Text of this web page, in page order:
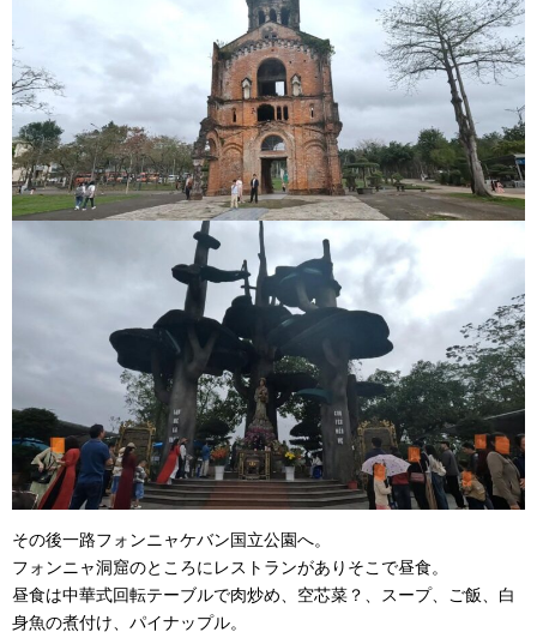
その後一路フォンニャケバン国立公園へ。
フォンニャ洞窟のところにレストランがありそこで昼食。
昼食は中華式回転テーブルで肉炒め、空芯菜？、スープ、ご飯、白
身魚の煮付け、パイナップル。